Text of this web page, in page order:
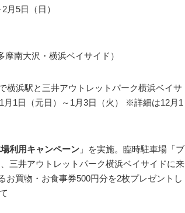
月5日（日）
南大沢・横浜ベイサイド）
横浜駅と三井アウトレットパーク横浜ベイサ
月1日（元日）～1月3日（火） ※詳細は12月1
利用キャンペーン 」を実施。臨時駐車場「ブ
三井アウトレットパーク横浜ベイサイドに来
買物・お食事券500円分を2枚プレゼントし